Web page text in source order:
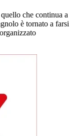
che continua a
è tornato a farsi